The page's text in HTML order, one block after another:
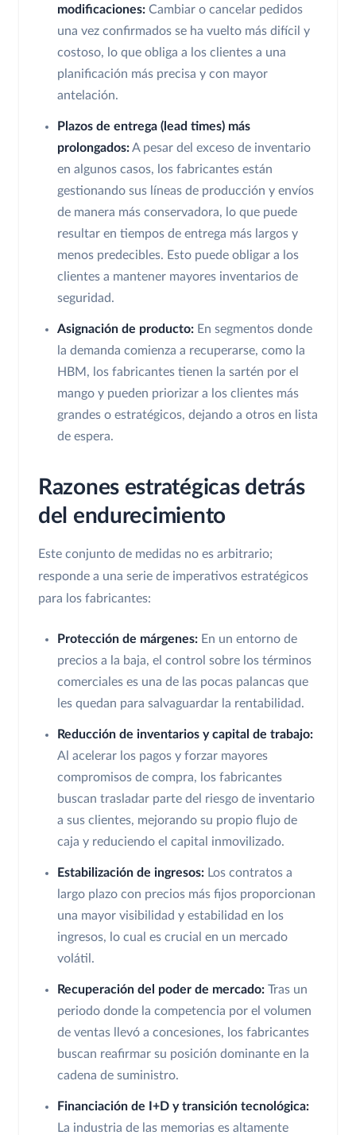
modificaciones: Cambiar o cancelar pedidos
una vez confirmados se ha vuelto más difícil y
costoso, lo que obliga a los clientes a una
planificación más precisa y con mayor
antelación.
Plazos de entrega (lead times) más
prolongados:A pesar del exceso de inventario
en algunos casos, los fabricantes están
gestionando sus líneas de producción y envíos
de manera más conservadora, lo que puede
resultar en tiempos de entrega más largos y
menos predecibles. Esto puede obligar a los
clientes a mantener mayores inventarios de
seguridad.
Asignación de producto: En segmentos donde
la demanda comienza a recuperarse, como la
HBM, los fabricantes tienen la sartén por el
mango y pueden priorizar a los clientes más
grandes o estratégicos, dejando a otros en lista
de espera.
Razones estratégicas detrás
del endurecimiento
Este conjunto de medidas no es arbitrario;
responde a una serie de imperativos estratégicos
para los fabricantes:
Protección de márgenes: En un entorno de
precios a la baja, el control sobre los términos
comerciales es una de las pocas palancas que
les quedan para salvaguardar la rentabilidad.
Reducción de inventarios y capital de trabajo:
Al acelerar los pagos y forzar mayores
compromisos de compra, los fabricantes
buscan trasladar parte del riesgo de inventario
a sus clientes, mejorando su propio flujo de
caja y reduciendo el capital inmovilizado.
Estabilización de ingresos: Los contratos a
largo plazo con precios más fijos proporcionan
una mayor visibilidad y estabilidad en los
ingresos, lo cual es crucial en un mercado
volátil.
Recuperación del poder de mercado: Tras un
periodo donde la competencia por el volumen
de ventas llevó a concesiones, los fabricantes
buscan reafirmar su posición dominante en la
cadena de suministro.
Financiación de I+D y transición tecnológica:
La industria de las memorias es altamente